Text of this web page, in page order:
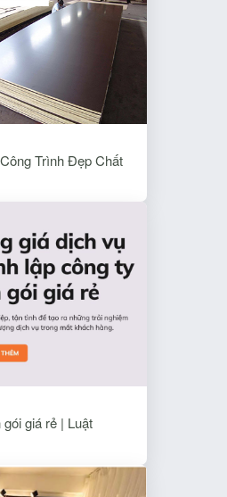
Trình Đẹp Chất
giá rẻ | Luật